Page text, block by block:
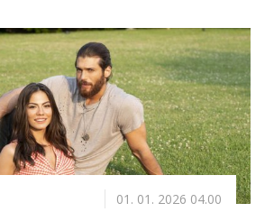
smrti.
01. 01. 2026 04.00